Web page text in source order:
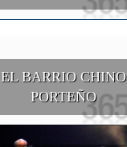
EL BARRIO CHINO
PORTEÑO